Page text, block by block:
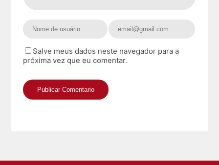
Salve meus dados neste navegador para a
próxima vez que eu comentar.